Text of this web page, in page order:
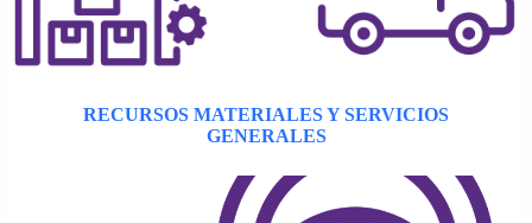
RECURSOS MATERIALES Y SERVICIOS
GENERALES